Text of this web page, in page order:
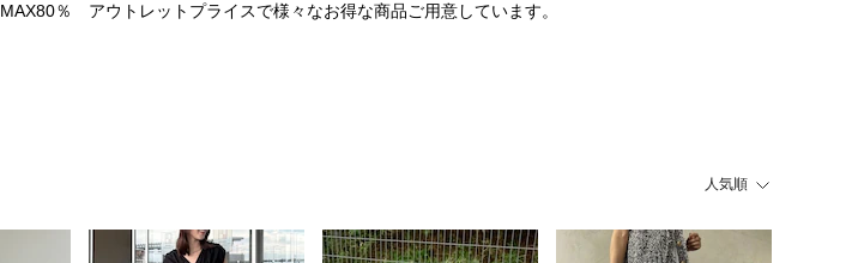
MAX80％ アウトレットプライスで様々なお得な商品ご用意しています。
人気順